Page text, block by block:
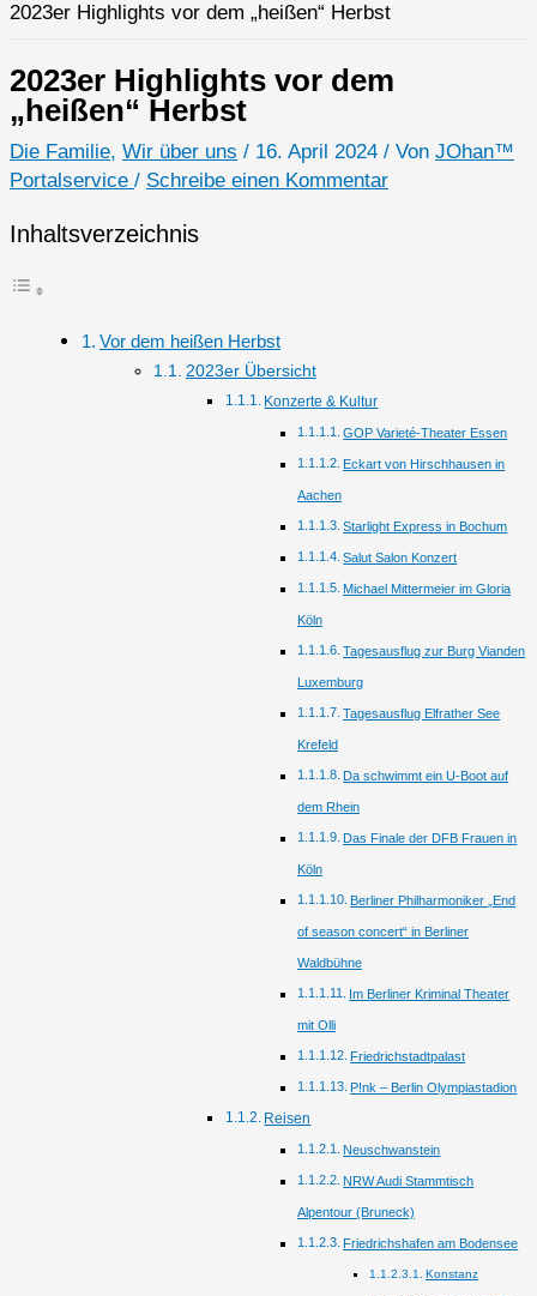
2023er Highlights vor dem „heißen“ Herbst
2023er Highlights vor dem
„heißen“ Herbst
Die Familie, Wir über uns / 16. April 2024 / Von JOhan™
Portalservice / Schreibe einen Kommentar
Inhaltsverzeichnis
Vor dem heißen Herbst
2023er Übersicht
Konzerte & Kultur
GOP Varieté-Theater Essen
Eckart von Hirschhausen in
Aachen
Starlight Express in Bochum
Salut Salon Konzert
Michael Mittermeier im Gloria
Köln
Tagesausflug zur Burg Vianden
Luxemburg
Tagesausflug Elfrather See
Krefeld
Da schwimmt ein U-Boot auf
dem Rhein
Das Finale der DFB Frauen in
Köln
Berliner Philharmoniker „End
of season concert“ in Berliner
Waldbühne
Im Berliner Kriminal Theater
mit Olli
Friedrichstadtpalast
P!nk – Berlin Olympiastadion
Reisen
Neuschwanstein
NRW Audi Stammtisch
Alpentour (Bruneck)
Friedrichshafen am Bodensee
Konstanz